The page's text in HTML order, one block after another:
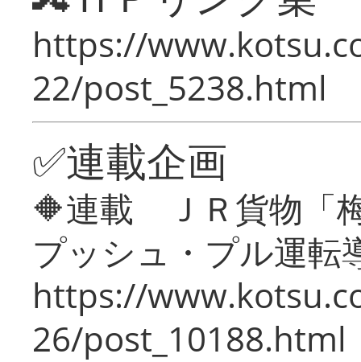
https://
22/post_5238.html
✅連載企画
🔶連載 ＪＲ貨物「
プッシュ・プル運転
https://
26/post_10188.html